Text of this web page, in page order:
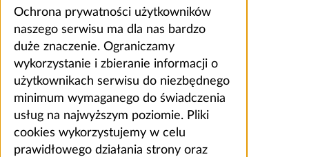
Ochrona prywatności użytkowników
naszego serwisu ma dla nas bardzo
duże znaczenie. Ograniczamy
wykorzystanie i zbieranie informacji o
użytkownikach serwisu do niezbędnego
minimum wymaganego do świadczenia
usług na najwyższym poziomie. Pliki
cookies wykorzystujemy w celu
prawidłowego działania strony oraz